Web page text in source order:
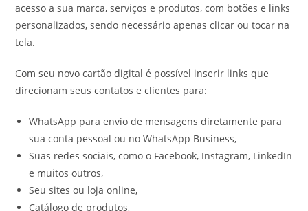
acesso a sua marca, serviços e produtos, com botões e links
personalizados, sendo necessário apenas clicar ou tocar na
tela.
Com seu novo cartão digital é possível inserir links que
direcionam seus contatos e clientes para:
WhatsApp para envio de mensagens diretamente para
sua conta pessoal ou no WhatsApp Business,
Suas redes sociais, como o Facebook, Instagram, LinkedIn
e muitos outros,
Seu sites ou loja online,
Catálogo de produtos,